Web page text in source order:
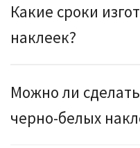
Какие сроки
наклеек?
Можно ли
черно-белых